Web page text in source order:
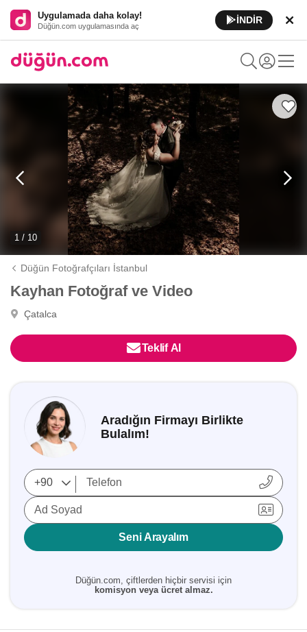
Uygulamada daha kolay!
Düğün.com uygulamasında aç
İNDİR
1 / 10
Düğün Fotoğrafçıları İstanbul
Kayhan Fotoğraf ve Video
Çatalca
Teklif Al
Aradığın Firmayı Birlikte
Bulalım!
Ad Soyad
Seni Arayalım
Düğün.com, çiftlerden hiçbir servisi için
komisyon veya ücret almaz.